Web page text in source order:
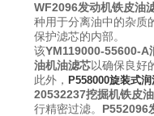
WF2096发动机铁皮油
种用于分离油中的杂质
保护滤芯的内部。
该YM119000-55600-A
油机油滤芯以确保良好
此外， P558000旋装式
20532237挖掘机铁皮
行精密过滤。 P552096